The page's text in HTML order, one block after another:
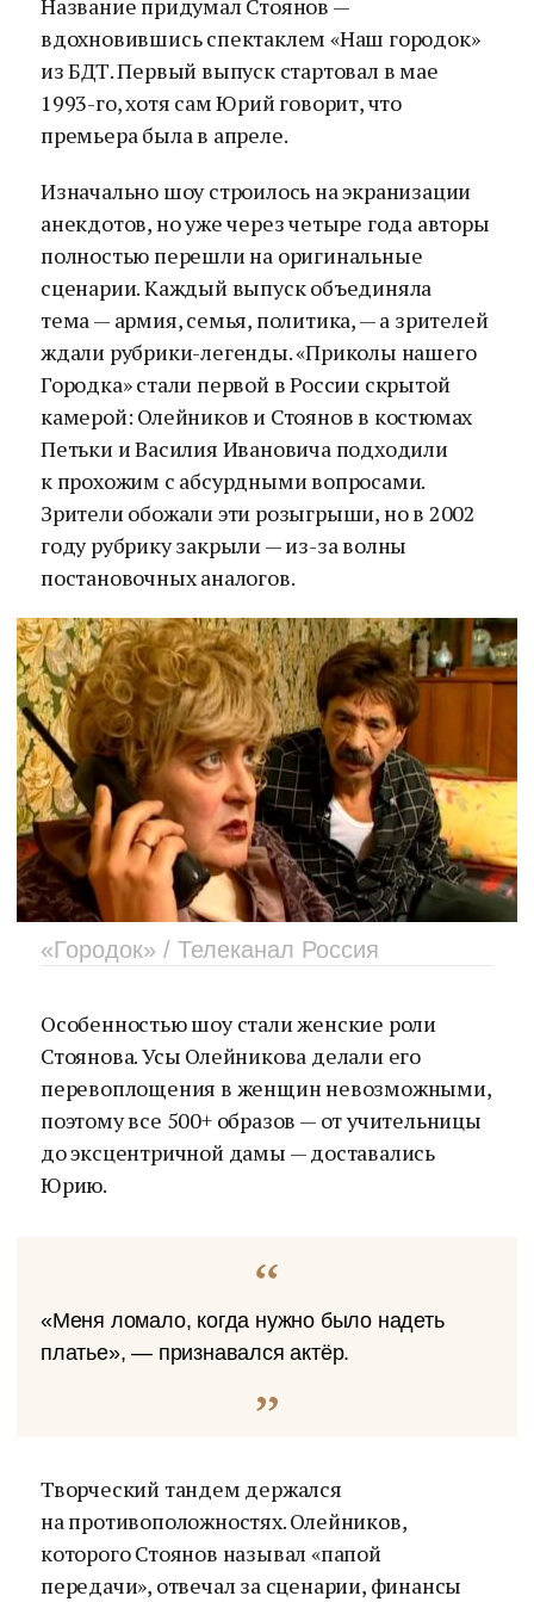
Название придумал Стоянов —
вдохновившись спектаклем «Наш городок»
из БДТ. Первый выпуск стартовал в мае
1993-го, хотя сам Юрий говорит, что
премьера была в апреле.
Изначально шоу строилось на экранизации
анекдотов, но уже через четыре года авторы
полностью перешли на оригинальные
сценарии. Каждый выпуск объединяла
тема — армия, семья, политика, — а зрителей
ждали рубрики-легенды. «Приколы нашего
Городка» стали первой в России скрытой
камерой: Олейников и Стоянов в костюмах
Петьки и Василия Ивановича подходили
к прохожим с абсурдными вопросами.
Зрители обожали эти розыгрыши, но в 2002
году рубрику закрыли — из-за волны
постановочных аналогов.
«Городок» / Телеканал Россия
Особенностью шоу стали женские роли
Стоянова. Усы Олейникова делали его
перевоплощения в женщин невозможными,
поэтому все 500+ образов — от учительницы
до эксцентричной дамы — доставались
Юрию.
«Меня ломало, когда нужно было надеть
платье», — признавался актёр.
Творческий тандем держался
на противоположностях. Олейников,
которого Стоянов называл «папой
передачи», отвечал за сценарии, финансы